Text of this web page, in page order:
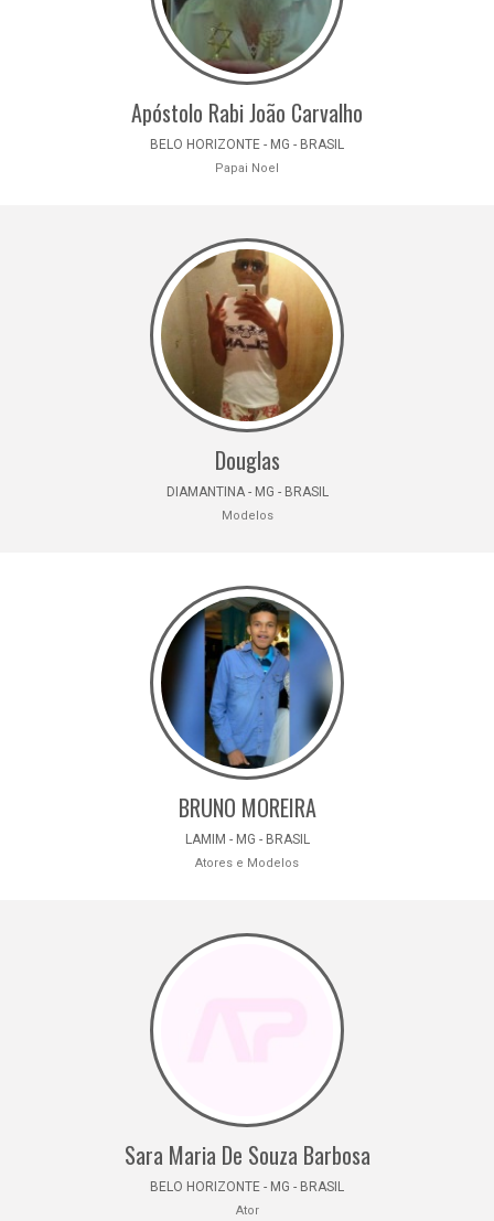
Apóstolo Rabi João Carvalho
BELO HORIZONTE - MG - BRASIL
Papai Noel
Douglas
DIAMANTINA - MG - BRASIL
Modelos
BRUNO MOREIRA
LAMIM - MG - BRASIL
Atores e Modelos
Sara Maria De Souza Barbosa
BELO HORIZONTE - MG - BRASIL
Ator